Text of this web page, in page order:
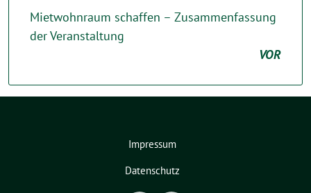
Mietwohnraum schaffen – Zusammenfassung
der Veranstaltung
VOR
Impressum
Datenschutz